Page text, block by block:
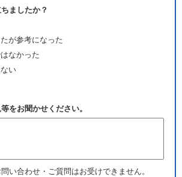
ましたか？
が参考になった
なかった
い
をお聞かせください。
い合わせ・ご質問はお受けできません。